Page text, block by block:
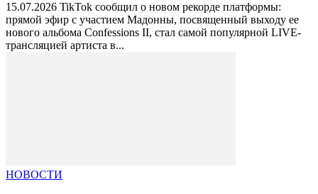
15.07.2026 TikTok сообщил о новом рекорде платформы:
прямой эфир с участием Мадонны, посвященный выходу ее
нового альбома Confessions II, стал самой популярной LIVE-
трансляцией артиста в...
НОВОСТИ